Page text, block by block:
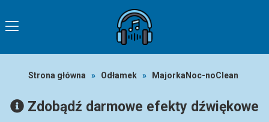
Strona główna » Odłamek » MajorkaNoc-noClean
Zdobądź darmowe efekty dźwiękowe